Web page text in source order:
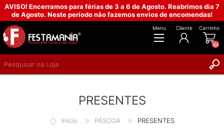
AVISO! Encerramos para férias de 3 a 6 de Agosto. Reabrimos dia 7
de Agosto. Neste período não fazemos envios de encomendas!
Menu Cliente Carrinho
(0)
PRESENTES
Início PÁSCOA PRESENTES